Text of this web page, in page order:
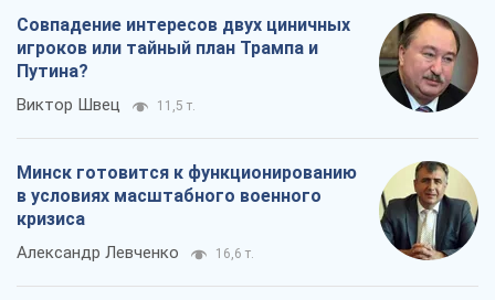
Совпадение интересов двух циничных
игроков или тайный план Трампа и
Путина?
Виктор Швец 11,5 т.
Минск готовится к функционированию
в условиях масштабного военного
кризиса
Александр Левченко 16,6 т.